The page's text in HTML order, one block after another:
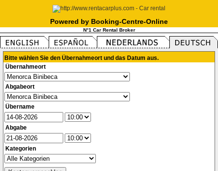
Powered by Booking-Centre-Online
N°1 Car Rental Broker
Bitte wählen Sie den Übernahmeort und das Datum aus.
Übernahmeort
Abgabeort
Übername
Abgabe
Kategorien